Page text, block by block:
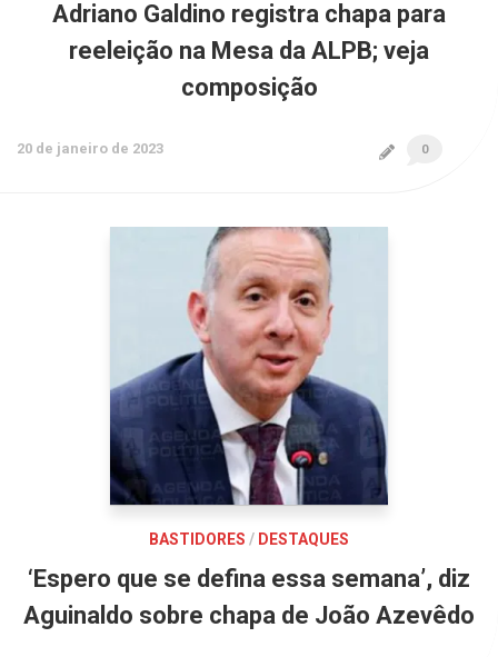
Adriano Galdino registra chapa para
reeleição na Mesa da ALPB; veja
composição
0
20 de janeiro de 2023
BASTIDORES / DESTAQUES
‘Espero que se defina essa semana’, diz
Aguinaldo sobre chapa de João Azevêdo